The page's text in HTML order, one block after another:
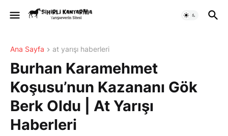
Ana Sayfa at yarışı haberleri
Burhan Karamehmet
Koşusu’nun Kazananı Gök
Berk Oldu | At Yarışı
Haberleri